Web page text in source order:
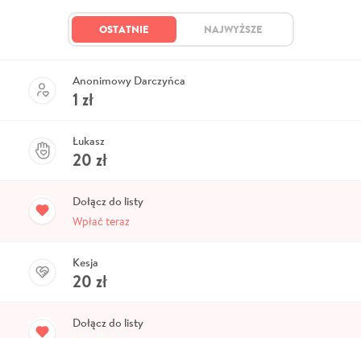
OSTATNIE NAJWYŻSZE
Anonimowy Darczyńca
1 zł
Łukasz
20 zł
Dołącz do listy
Wpłać teraz
Kesja
20 zł
Dołącz do listy